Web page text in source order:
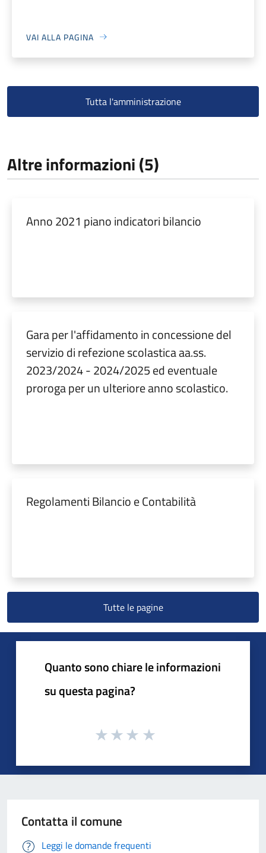
VAI ALLA PAGINA
Tutta l'amministrazione
Altre informazioni (5)
Anno 2021 piano indicatori bilancio
Gara per l'affidamento in concessione del
servizio di refezione scolastica aa.ss.
2023/2024 - 2024/2025 ed eventuale
proroga per un ulteriore anno scolastico.
Regolamenti Bilancio e Contabilità
Tutte le pagine
Quanto sono chiare le informazioni
su questa pagina?
Contatta il comune
Leggi le domande frequenti